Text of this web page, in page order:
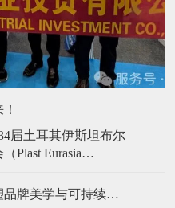
届土耳其伊斯坦布尔
Plast Eurasia
的先行者，东莞市宇
以创新改性塑料重塑品牌美学与可持续价值,宇捷实业亮相2025国际CMF设计大会！